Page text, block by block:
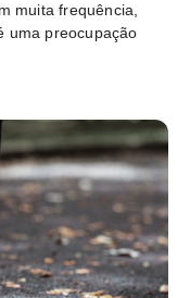
muita frequência,
uma preocupação